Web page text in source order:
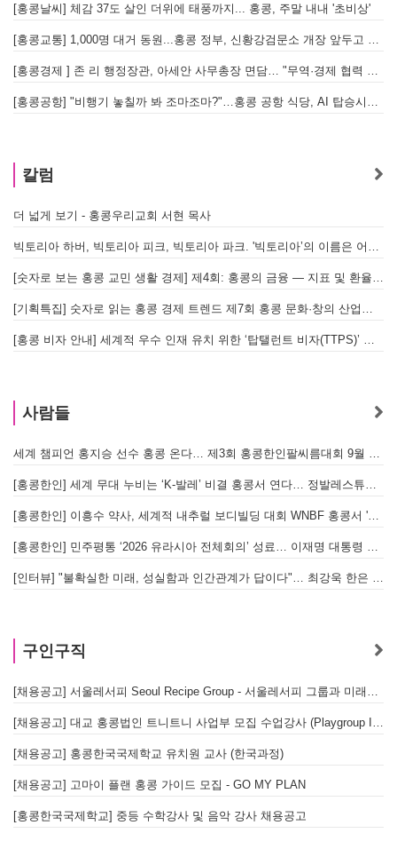
[홍콩날씨] 체감 37도 살인 더위에 태풍까지... 홍콩, 주말 내내 '초비상'
[홍콩교통] 1,000명 대거 동원...홍콩 정부, 신황강검문소 개장 앞두고 실전 훈련 돌입
[홍콩경제 ] 존 리 행정장관, 아세안 사무총장 면담… "무역·경제 협력 한층 강화한다"
[홍콩공항] "비행기 놓칠까 봐 조마조마?"…홍콩 공항 식당, AI 탑승시간 계산해 메뉴 추천해 준다
칼럼
더 넓게 보기 - 홍콩우리교회 서현 목사
빅토리아 하버, 빅토리아 피크, 빅토리아 파크. '빅토리아’의 이름은 어떻게 온 걸까? - [이승권 원장의 생활칼럼]
[숫자로 보는 홍콩 교민 생활 경제] 제4회: 홍콩의 금융 — 지표 및 환율, MPF 운영 현황
[기획특집] 숫자로 읽는 홍콩 경제 트렌드 제7회 홍콩 문화·창의 산업의 구조와 분야별 동향
[홍콩 비자 안내] 세계적 우수 인재 유치 위한 ‘탑탤런트 비자(TTPS)’ 주요 요건
사람들
세계 챔피언 홍지승 선수 홍콩 온다… 제3회 홍콩한인팔씨름대회 9월 12일 개최
[홍콩한인] 세계 무대 누비는 ‘K-발레’ 비결 홍콩서 연다… 정발레스튜디오 개원
[홍콩한인] 이흥수 약사, 세계적 내추럴 보디빌딩 대회 WNBF 홍콩서 '마스터 부문 1위' 기염
[홍콩한인] 민주평통 ‘2026 유라시아 전체회의’ 성료… 이재명 대통령 참석으로 의미 더해
[인터뷰] "불확실한 미래, 성실함과 인간관계가 답이다"… 최강욱 한은 부소장이 청소년들에게 전하는 응원
구인구직
[채용공고] 서울레서피 Seoul Recipe Group - 서울레서피 그룹과 미래를 함께할 유능한 인재를 모십니다
[채용공고] 대교 홍콩법인 트니트니 사업부 모집 수업강사 (Playgroup Instructor)
[채용공고] 홍콩한국국제학교 유치원 교사 (한국과정)
[채용공고] 고마이 플랜 홍콩 가이드 모집 - GO MY PLAN
[홍콩한국국제학교] 중등 수학강사 및 음악 강사 채용공고